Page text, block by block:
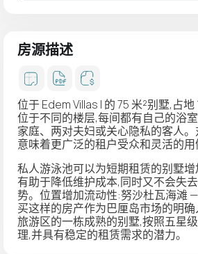
房源描述
位于 Edem Villas I 的 75 米²别墅,占
位于不同的楼层,每间都有自己的浴
家庭、两对夫妇或关心隐私的客人
意味着更广泛的租户受众和灵活的用
私人游泳池可以为短期租赁的别墅
有助于降低维护成本,同时又不会失
势。位置增加流动性:努沙杜瓦海滩
买这样的房产作为巴厘岛市场的明
旅游区的一栋成熟的别墅,按照五星
理,并具有稳定的租赁需求的潜力。